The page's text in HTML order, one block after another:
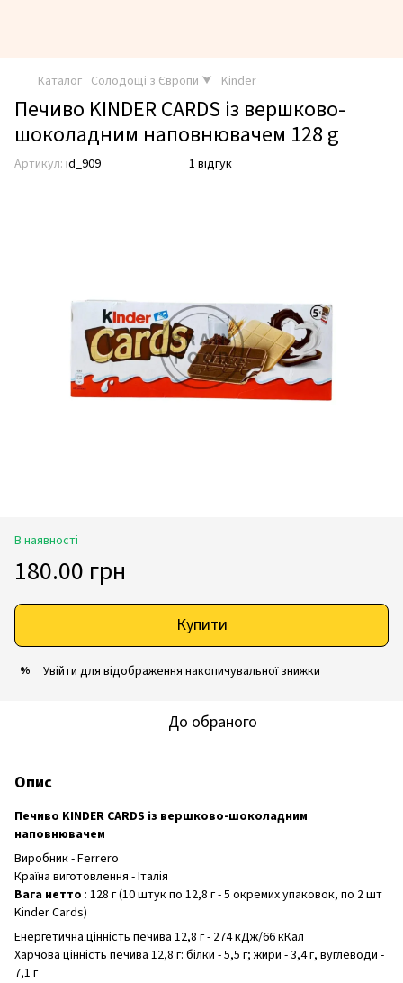
Каталог Солодощі з Європи ⮟ Kinder
Печиво KINDER CARDS із вершково-
шоколадним наповнювачем 128 g
Артикул: id_909 1 відгук
В наявності
180.00 грн
Купити
% Увійти для відображення накопичувальної знижки
До обраного
Опис
Печиво KINDER CARDS із вершково-шоколадним
наповнювачем
Виробник - Ferrero
Країна виготовлення - Італія
Вага нетто : 128 г (10 штук по 12,8 г - 5 окремих упаковок, по 2 шт
Kinder Cards)
Енергетична цінність печива 12,8 г - 274 кДж/66 кКал
Харчова цінність печива 12,8 г: білки - 5,5 г; жири - 3,4 г, вуглеводи -
7,1 г